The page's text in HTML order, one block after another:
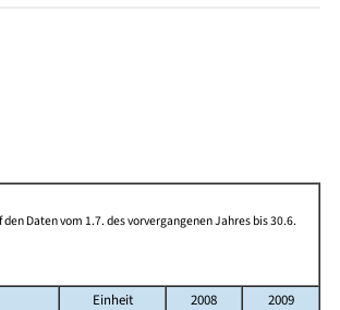
Daten vom 1.7. des vorvergangenen Jahres bis 30.6.
Einheit 2008
2009